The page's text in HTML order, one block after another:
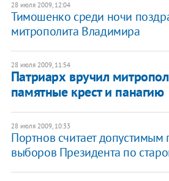
28 июля 2009, 12:04
Тимошенко среди ночи
митрополита Владимира
28 июля 2009, 11:54
Патриарх вручил
памятные крест и панагию
28 июля 2009, 10:33
Портнов считает допустимым
выборов Президента по